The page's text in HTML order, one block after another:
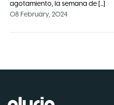
agotamiento, la semana de [...]
08 February, 2024
Logo Pluria